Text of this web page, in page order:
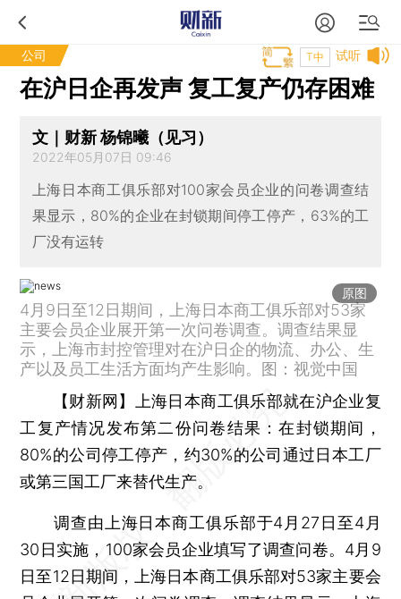
公司 试听
T中
在沪日企再发声 复工复产仍存困难
文｜财新 杨锦曦（见习）
2022年05月07日 09:46
上海日本商工俱乐部对100家会员企业的问卷调查结
果显示，80%的企业在封锁期间停工停产，63%的工
厂没有运转
原图
4月9日至12日期间，上海日本商工俱乐部对53家
主要会员企业展开第一次问卷调查。调查结果显
示，上海市封控管理对在沪日企的物流、办公、生
产以及员工生活方面均产生影响。图：视觉中国
【财新网】
上海日本商工俱乐部就在沪企业复
工复产情况发布第二份问卷结果：在封锁期间，
80%的公司停工停产，约30%的公司通过日本工厂
或第三国工厂来替代生产。
调查由上海日本商工俱乐部于4月27日至4月
30日实施，100家会员企业填写了调查问卷。4月9
日至12日期间，上海日本商工俱乐部对53家主要会